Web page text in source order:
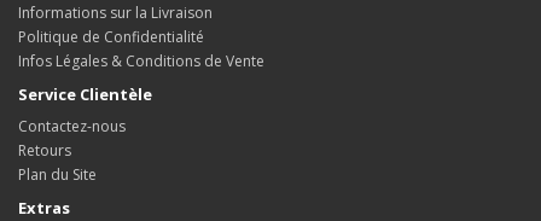
Informations sur la Livraison
Politique de Confidentialité
Infos Légales & Conditions de Vente
Service Clientèle
Contactez-nous
Retours
Plan du Site
Extras